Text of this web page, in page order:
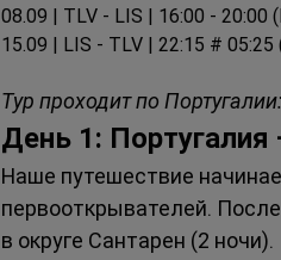
08.09 | TLV - LIS | 16:00 - 20:00
15.09 | LIS - TLV | 22:15 # 05:25
Тур проходит по
День 1:
Наше путешествие
первооткрывателей.
в округе Сантарен (2 ночи).